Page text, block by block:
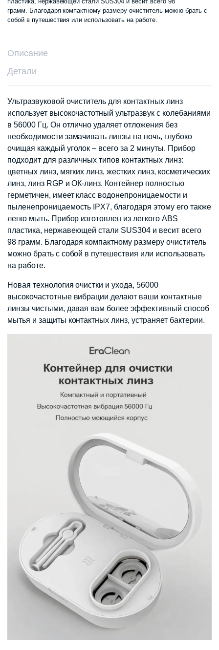
грамм. Благодаря компактному размеру очиститель можно брать с
собой в путешествия или использовать на работе.
Описание
Детали
Ультразвуковой очиститель для контактных линз
использует высокочастотный ультразвук с колебаниями
в 56000 Гц. Он отлично удаляет отложения без
необходимости замачивать линзы на ночь, глубоко
очищая каждый уголок – всего за 2 минуты. Прибор
подходит для различных типов контактных линз:
цветных линз, мягких линз, жестких линз, косметических
линз, линз RGP и ОК-линз. Контейнер полностью
герметичен, имеет класс водонепроницаемости и
пыленепроницаемость IPX7, благодаря этому его также
легко мыть. Прибор изготовлен из легкого ABS
пластика, нержавеющей стали SUS304 и весит всего
98 грамм. Благодаря компактному размеру очиститель
можно брать с собой в путешествия или использовать
на работе.
Новая технология очистки и ухода, 56000
высокочастотные вибрации делают ваши контактные
линзы чистыми, давая вам более эффективный способ
мытья и защиты контактных линз, устраняет бактерии.